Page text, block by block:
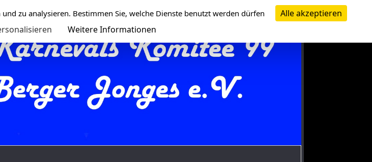
zu analysieren. Bestimmen Sie, welche Dienste benutzt werden dürfen
Alle akzeptieren
Weitere Informationen